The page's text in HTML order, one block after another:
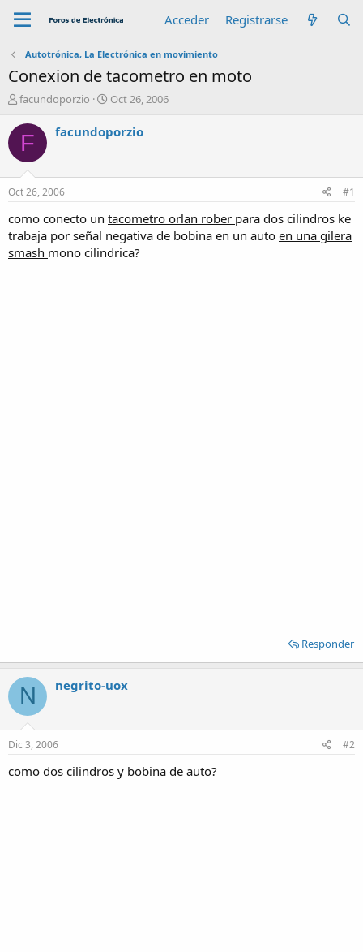
Acceder Registrarse
Autotrónica, La Electrónica en movimiento
Conexion de tacometro en moto
A
t
o
r
facundoporzio
F
c
n
i
c
i
Oct 26, 2006
F facundoporzio
Oct 26, 2006 #1
como conecto un tacometro orlan rober para dos cilindros ke
trabaja por señal negativa de bobina en un auto en una gilera
smash mono cilindrica?
Responder
N negrito-uox
Dic 3, 2006 #2
como dos cilindros y bobina de auto?